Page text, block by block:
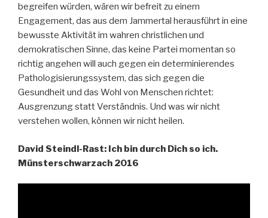
begreifen würden, wären wir befreit zu einem
Engagement, das aus dem Jammertal herausführt in eine
bewusste Aktivität im wahren christlichen und
demokratischen Sinne, das keine Partei momentan so
richtig angehen will auch gegen ein determinierendes
Pathologisierungssystem, das sich gegen die
Gesundheit und das Wohl von Menschen richtet:
Ausgrenzung statt Verständnis. Und was wir nicht
verstehen wollen, können wir nicht heilen.
David Steindl-Rast: Ich bin durch Dich so ich.
Münsterschwarzach 2016